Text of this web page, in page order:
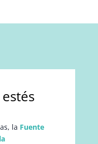
la Fuente